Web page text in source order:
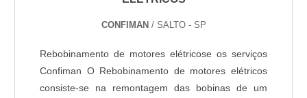
CONFIMAN / SALTO - SP
Rebobinamento de motores elétricose os serviços
Confiman O Rebobinamento de motores elétricos
consiste-se na remontagem das bobinas de um